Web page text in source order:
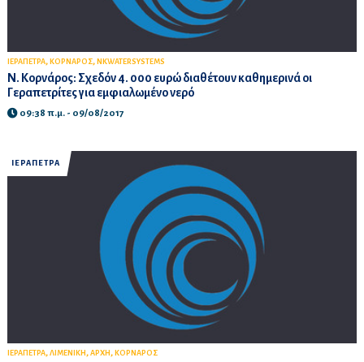
ΙΕΡΑΠΕΤΡΑ, ΚΟΡΝΑΡΟΣ, NKWATERSYSTEMS
Ν. Κορνάρος: Σχεδόν 4. 000 ευρώ διαθέτουν καθημερινά οι
Γεραπετρίτες για εμφιαλωμένο νερό
09:38 π.μ. - 09/08/2017
ΙΕΡΑΠΕΤΡΑ
ΙΕΡΑΠΕΤΡΑ, ΛΙΜΕΝΙΚΗ , ΑΡΧΗ , ΚΟΡΝΑΡΟΣ